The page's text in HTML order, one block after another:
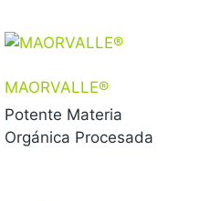
MAORVALLE®
Potente Materia
Orgánica Procesada